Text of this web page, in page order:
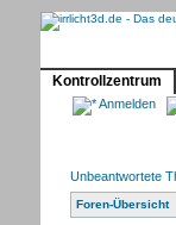
Kontrollzentrum
Anmelden
Unbeantwortete
Foren-Übersicht